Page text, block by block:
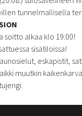
tunnelmallisella
soitto alkaa klo 19:00!
sisätiloissa!
eskapistit,
muutkin